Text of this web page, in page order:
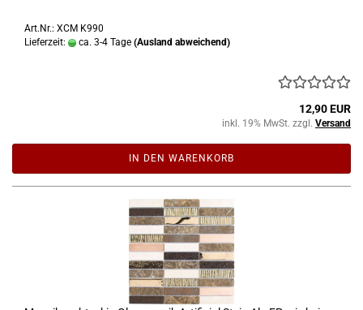
Art.Nr.: XCM K990
Lieferzeit:
ca. 3-4 Tage (Ausland abweichend)
12,90 EUR
inkl. 19% MwSt. zzgl. Versand
IN DEN WARENKORB